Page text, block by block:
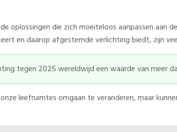
oplossingen die zich moeiteloos aanpassen aan
en daarop afgestemde verlichting biedt, zijn
tegen 2025 wereldwijd een waarde van meer
leefruimtes omgaan te veranderen, maar